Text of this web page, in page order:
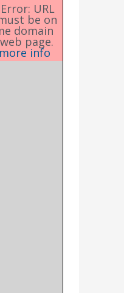
URL
be on
domain
page.
info